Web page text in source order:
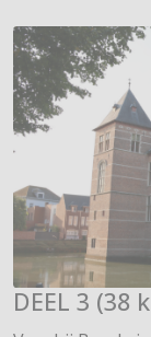
DEEL 3 (38